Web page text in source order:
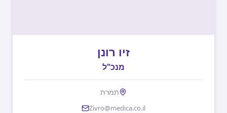
זיו רונן
מנכ"ל
תמרת
Zivro@medica.co.il